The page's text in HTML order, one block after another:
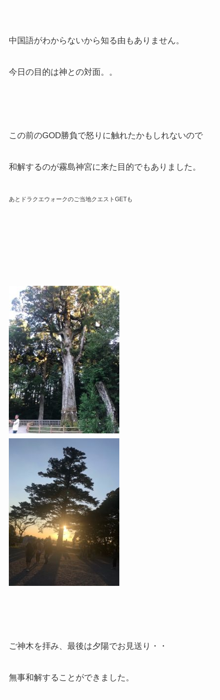
中国語がわからないから知る由もありません。
今日の目的は神との対面。。
この前のGOD勝負で怒りに触れたかもしれないので
和解するのが霧島神宮に来た目的でもありました。
あとドラクエウォークのご当地クエストGETも
ご神木を拝み、最後は夕陽でお見送り・・
無事和解することができました。